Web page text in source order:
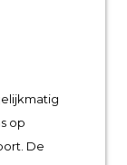
op
De